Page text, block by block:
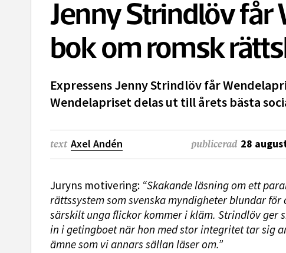
Jenny Strindlöv får
bok om romsk
Expressens Jenny Strindlöv får
Wendelapriset delas ut till årets bästa
text Axel Andén publicerad 28
Juryns motivering: “Skakande läsning om ett
rättssystem som svenska myndigheter blundar för
särskilt unga flickor kommer i kläm. Strindlöv ger
in i getingboet när hon med stor integritet tar sig
ämne som vi annars sällan läser om.”